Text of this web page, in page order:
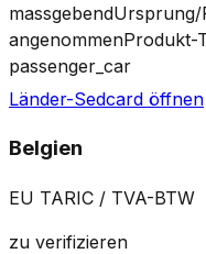
massgebendUrsprung/
angenommenProdukt-
passenger_car
Länder-Sedcard öffnen
Belgien
EU TARIC / TVA-BTW
zu verifizieren